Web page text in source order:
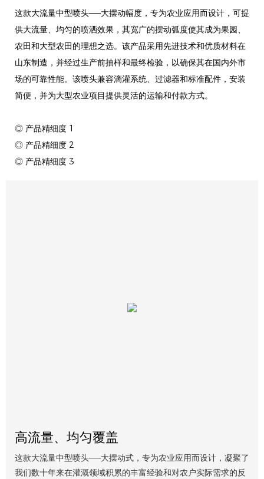
这款大流量中型喷头——大摆动幅度，专为农业应用而设计，可提
供大流量、均匀的喷洒效果，其宽广的摆动弧度使其成为果园、
农田和大型农田的理想之选。该产品采用先进技术和优质材料在
山东制造，并经过生产前抽样和最终检验，以确保其在国内外市
场的可靠性能。该喷头兼容滴灌系统、过滤器和标准配件，安装
简便，并为大型农业项目提供灵活的运输和付款方式。
◎ 产品精细度 1
◎ 产品精细度 2
◎ 产品精细度 3
高流量、均匀覆盖
这款大流量中型喷头——大摆动式，专为农业应用而设计，凝聚了
我们数十年来在灌溉领域积累的丰富经验和对农户实际需求的反